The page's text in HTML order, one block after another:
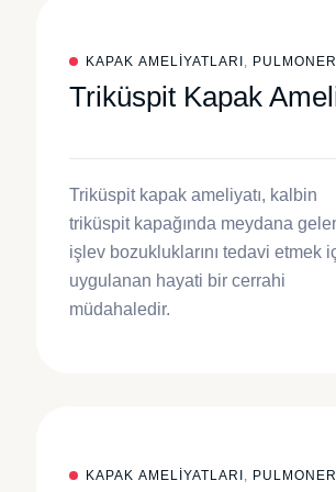
KAPAK AMELIYATLARI ,
AMELIYATI
Triküspit Kapak
Triküspit kapak ameliyatı, kalbin
triküspit kapağında meydana
işlev bozukluklarını tedavi etmek
uygulanan hayati bir cerrahi
müdahaledir.
KAPAK AMELIYATLARI